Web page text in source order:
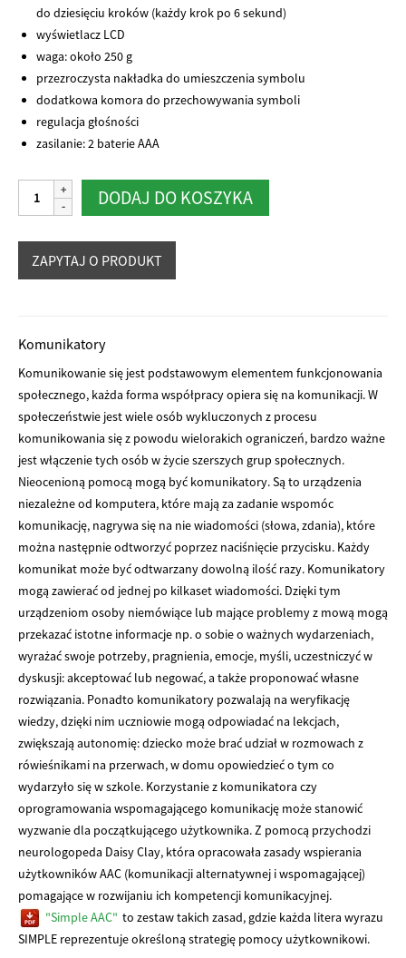
do dziesięciu kroków (każdy krok po 6 sekund)
wyświetlacz LCD
waga: około 250 g
przezroczysta nakładka do umieszczenia symbolu
dodatkowa komora do przechowywania symboli
regulacja głośności
zasilanie: 2 baterie AAA
ilość
Big
with
Steps
DODAJ DO KOSZYKA
Komunikatory
Komunikowanie się jest podstawowym elementem funkcjonowania
społecznego, każda forma współpracy opiera się na komunikacji. W
społeczeństwie jest wiele osób wykluczonych z procesu
komunikowania się z powodu wielorakich ograniczeń, bardzo ważne
jest włączenie tych osób w życie szerszych grup społecznych.
Nieocenioną pomocą mogą być komunikatory. Są to urządzenia
niezależne od komputera, które mają za zadanie wspomóc
komunikację, nagrywa się na nie wiadomości (słowa, zdania), które
można następnie odtworzyć poprzez naciśnięcie przycisku. Każdy
komunikat może być odtwarzany dowolną ilość razy. Komunikatory
mogą zawierać od jednej po kilkaset wiadomości. Dzięki tym
urządzeniom osoby niemówiące lub mające problemy z mową mogą
przekazać istotne informacje np. o sobie o ważnych wydarzeniach,
wyrażać swoje potrzeby, pragnienia, emocje, myśli, uczestniczyć w
dyskusji: akceptować lub negować, a także proponować własne
rozwiązania. Ponadto komunikatory pozwalają na weryfikację
wiedzy, dzięki nim uczniowie mogą odpowiadać na lekcjach,
zwiększają autonomię: dziecko może brać udział w rozmowach z
rówieśnikami na przerwach, w domu opowiedzieć o tym co
wydarzyło się w szkole. Korzystanie z komunikatora czy
oprogramowania wspomagającego komunikację może stanowić
wyzwanie dla początkującego użytkownika. Z pomocą przychodzi
neurologopeda Daisy Clay, która opracowała zasady wspierania
użytkowników AAC (komunikacji alternatywnej i wspomagającej)
pomagające w rozwijaniu ich kompetencji komunikacyjnej.
"Simple AAC" to zestaw takich zasad, gdzie każda litera wyrazu
SIMPLE reprezentuje określoną strategię pomocy użytkownikowi.